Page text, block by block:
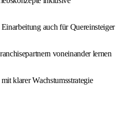
auch für Quereinsteiger
voneinander lernen
klarer Wachstumsstrategie